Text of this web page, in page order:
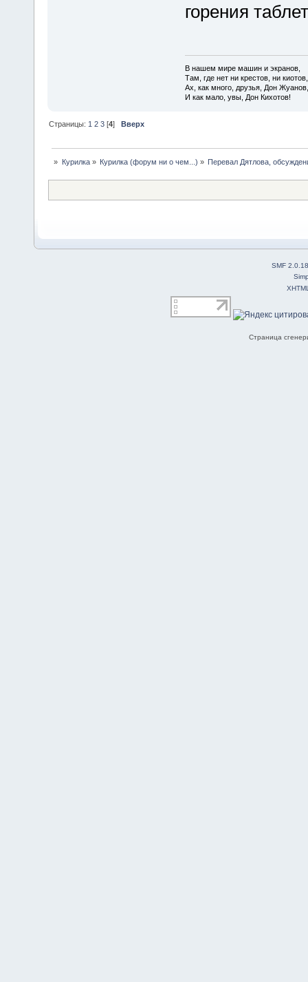
горения
В нашем мире машин и экранов,
Там, где нет ни крестов, ни киотов,
Ах, как много, друзья, Дон Жуанов,
И как мало, увы, Дон Кихотов!
Страницы: 1 2 3 [4]Вверх
» Курилка» Курилка (форум ни о чем...) » Перевал Дятлова,
SMF 2.0.18
Страница